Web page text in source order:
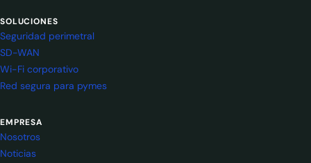
SOLUCIONES
Seguridad perimetral
SD-WAN
Wi-Fi corporativo
Red segura para pymes
EMPRESA
Nosotros
Noticias